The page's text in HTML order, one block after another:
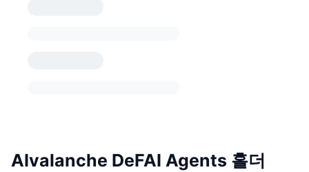
AIvalanche DeFAI Agents 홀더